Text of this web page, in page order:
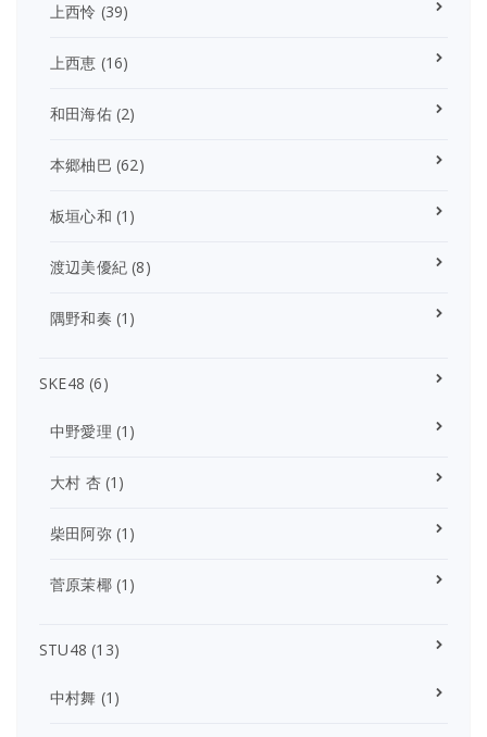
上西怜 (39)
上西恵 (16)
和田海佑(2)
本郷柚巴 (62)
板垣心和 (1)
渡辺美優紀 (8)
隅野和奏 (1)
SKE48 (6)
中野愛理 (1)
大村 杏(1)
柴田阿弥(1)
菅原茉椰(1)
STU48 (13)
中村舞 (1)